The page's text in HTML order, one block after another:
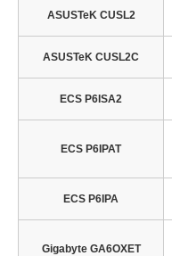
ASUSTeK CUSL2
ASUSTeK CUSL2C
ECS P6ISA2
ECS P6IPAT
ECS P6IPA
Gigabyte GA6OXET